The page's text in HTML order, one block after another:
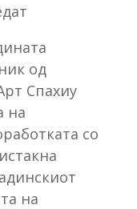
од
Спахиу
на
со
на